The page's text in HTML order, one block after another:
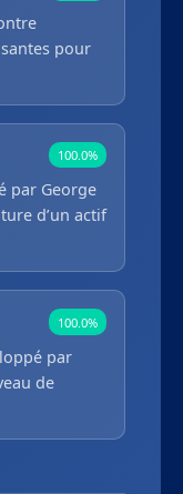
pour
100.0%
par George
d’un actif
100.0%
par
de